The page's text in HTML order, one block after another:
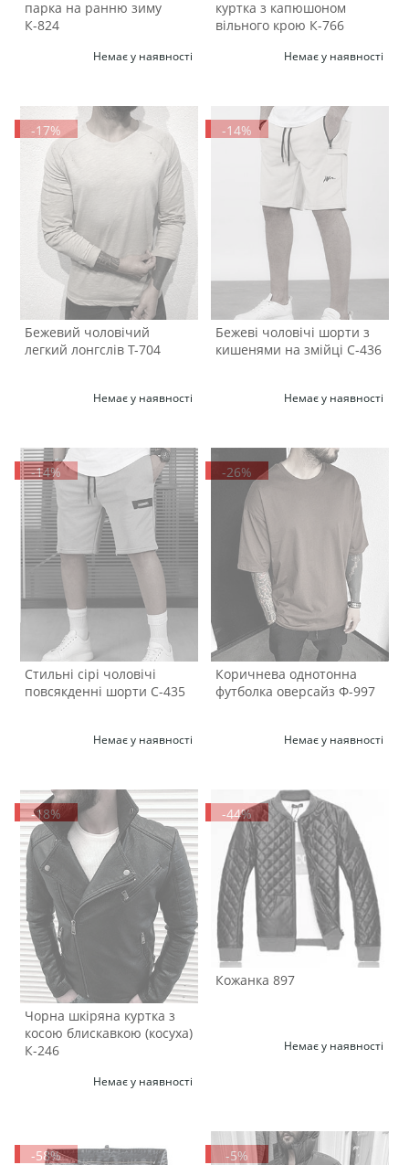
парка на ранню зиму
К-824
Немає у наявності
куртка з капюшоном
вільного крою К-766
Немає у наявності
-17%
Бежевий чоловічий
легкий лонгслів Т-704
Немає у наявності
-14%
Бежеві чоловічі шорти з
кишенями на змійці С-436
Немає у наявності
-14%
Стильні сірі чоловічі
повсякденні шорти С-435
Немає у наявності
-26%
Коричнева однотонна
футболка оверсайз Ф-997
Немає у наявності
-18%
Чорна шкіряна куртка з
косою блискавкою (косуха)
К-246
Немає у наявності
-44%
Кожанка 897
Немає у наявності
-58% -5%